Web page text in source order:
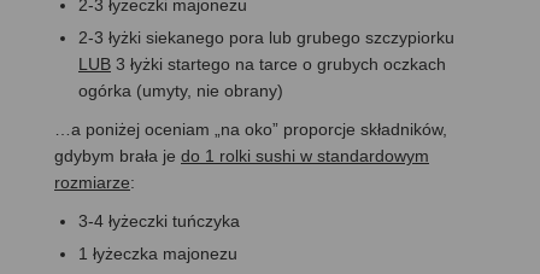
2-3 łyżeczki majonezu
2-3 łyżki siekanego pora lub grubego szczypiorku
LUB 3 łyżki startego na tarce o grubych oczkach
ogórka (umyty, nie obrany)
…a poniżej oceniam „na oko” proporcje składników,
gdybym brała je do 1 rolki sushi w standardowym
rozmiarze:
3-4 łyżeczki tuńczyka
1 łyżeczka majonezu